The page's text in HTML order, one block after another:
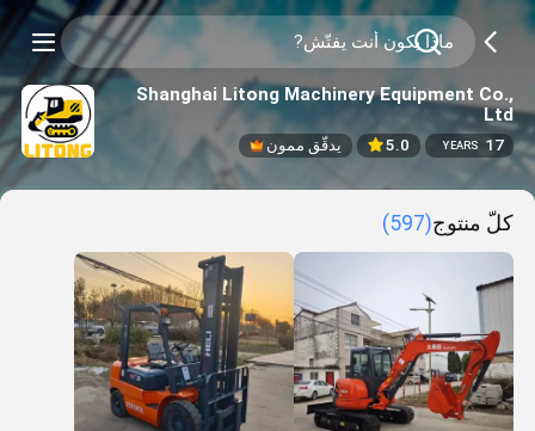
Shanghai Litong Machinery Equipment Co.,
Ltd
17
YEARS
5.0 يدقّق ممون
كلّ منتوج(597)